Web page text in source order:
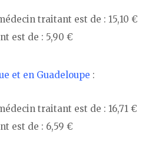
traitant est de : 15,10 €
est de : 5,90 €
et en Guadeloupe :
traitant est de : 16,71 €
est de : 6,59 €